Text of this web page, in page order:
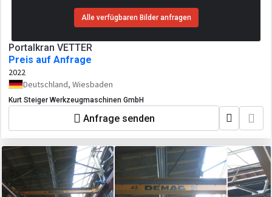
Alle verfügbaren Bilder anfragen
Portalkran VETTER
Preis auf Anfrage
2022
Deutschland, Wiesbaden
Kurt Steiger Werkzeugmaschinen GmbH
Anfrage senden